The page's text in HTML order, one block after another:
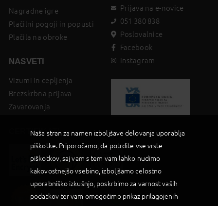
Nagradne igre
Plačilni pogoji in popusti
Plačila na obroke
NASVETI
Vizumi in cepljenja
Brezskrbna prijava
Zavarovanja
Prijava na e-novice
051 380 838
Poslovalnice
Facebook
Instagram
CERTIFIKATI
Naša stran za namen izboljšave delovanja uporablja
piškotke. Priporočamo, da potrdite vse vrste
piškotkov, saj vam s tem vam lahko nudimo
kakovostnejšo vsebino, izboljšamo celostno
uporabniško izkušnjo, poskrbimo za varnost vaših
podatkov ter vam omogočimo prikaz prilagojenih